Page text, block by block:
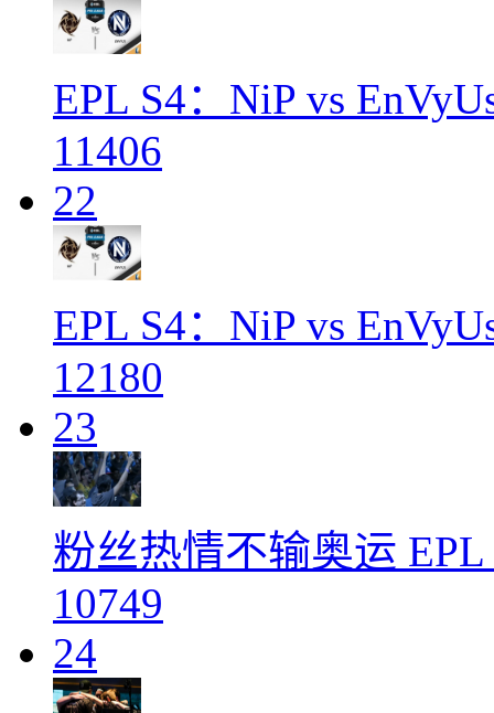
EPL S4：NiP vs
11406
22
EPL S4：NiP vs
12180
23
粉丝热情不输奥运
10749
24